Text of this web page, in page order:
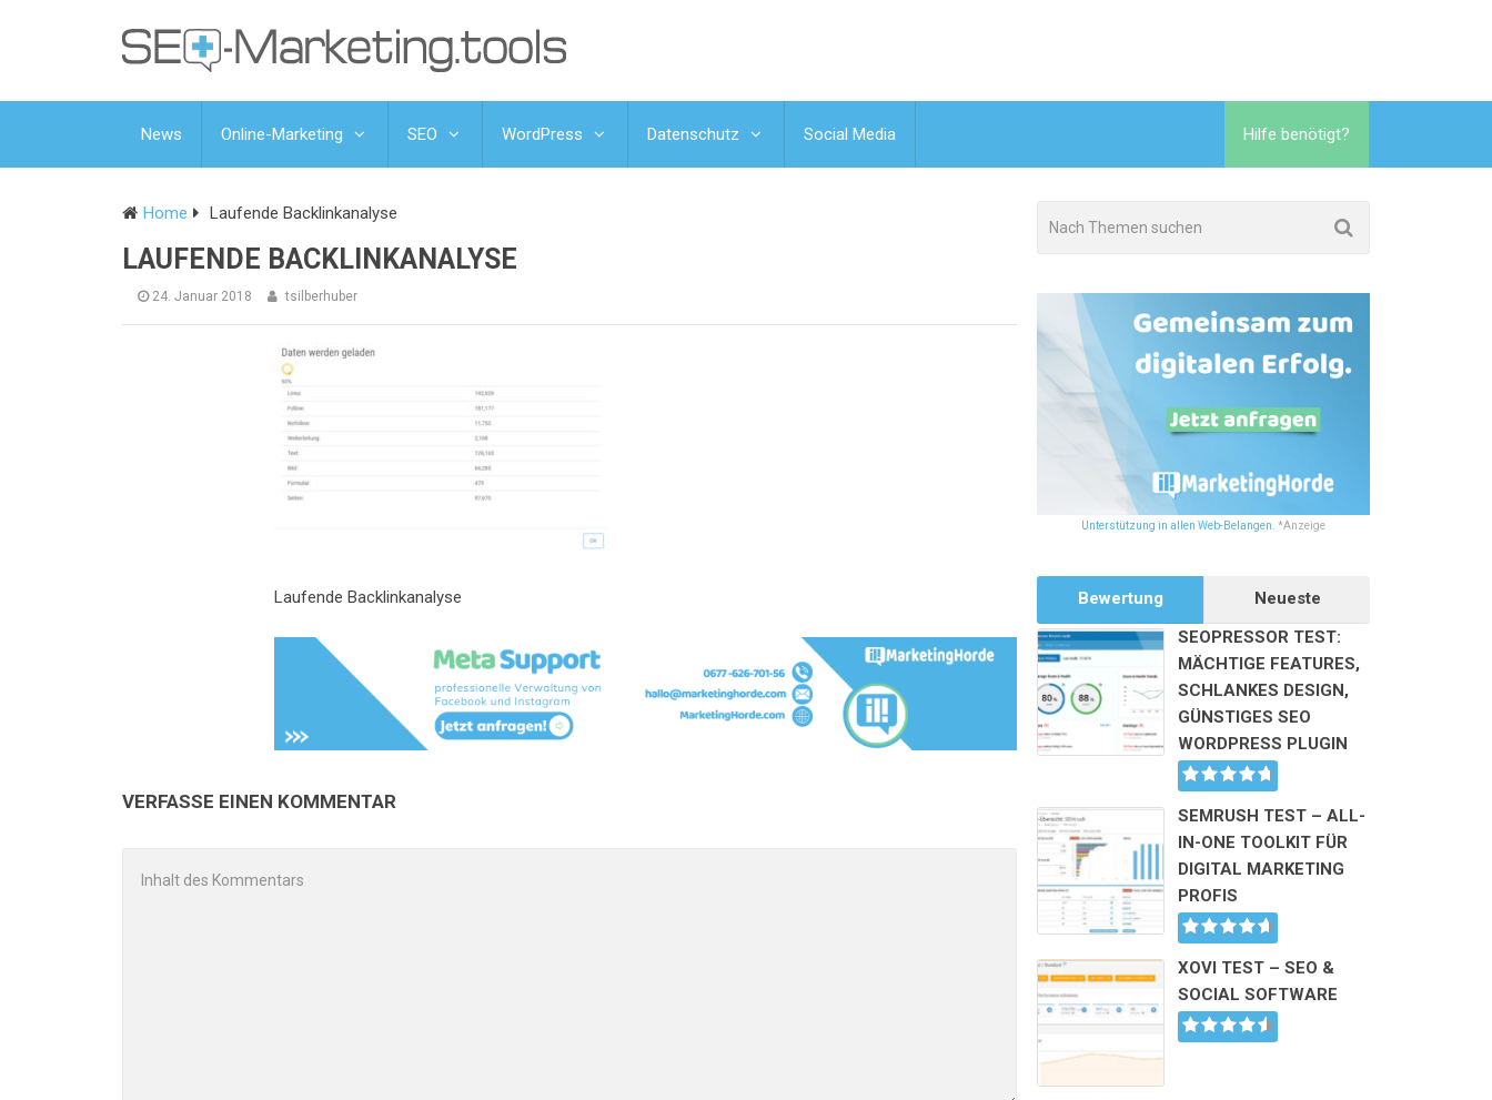
News Online-Marketing SEO WordPress Datenschutz Social Media Hilfe benötigt?
Home Laufende Backlinkanalyse
LAUFENDE BACKLINKANALYSE
24. Januar 2018 tsilberhuber
Laufende Backlinkanalyse
VERFASSE EINEN KOMMENTAR
Alternative:
Unterstützung in allen Web-Belangen. *Anzeige
Bewertung
Neueste
SEOPRESSOR TEST:
MÄCHTIGE FEATURES,
SCHLANKES DESIGN,
GÜNSTIGES SEO
WORDPRESS PLUGIN
SEMRUSH TEST – ALL-
IN-ONE TOOLKIT FÜR
DIGITAL MARKETING
PROFIS
XOVI TEST – SEO &
SOCIAL SOFTWARE